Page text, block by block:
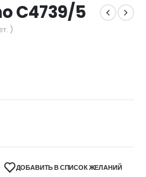
C4739/5
)
ДОБАВИТЬ В СПИСОК ЖЕЛАНИЙ